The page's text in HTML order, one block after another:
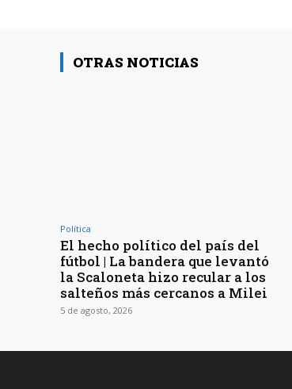
OTRAS NOTICIAS
Política
El hecho político del país del
fútbol | La bandera que levantó
la Scaloneta hizo recular a los
salteños más cercanos a Milei
5 de agosto, 2026